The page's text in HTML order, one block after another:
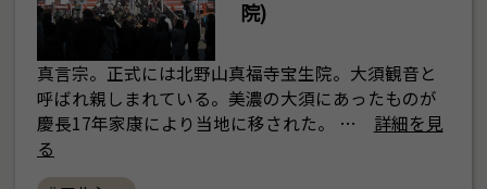
院)
真言宗。正式には北野山真福寺宝生院。大須観音と
呼ばれ親しまれている。美濃の大須にあったものが
慶長17年家康により当地に移された。 …
詳細を見
る